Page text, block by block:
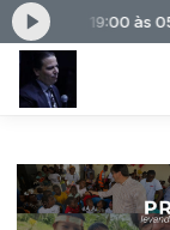
Noite das 19:00 às